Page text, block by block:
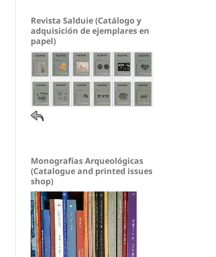
Revista Salduie (Catálogo y
adquisición de ejemplares en
papel)
Monografías Arqueológicas
(Catalogue and printed issues
shop)